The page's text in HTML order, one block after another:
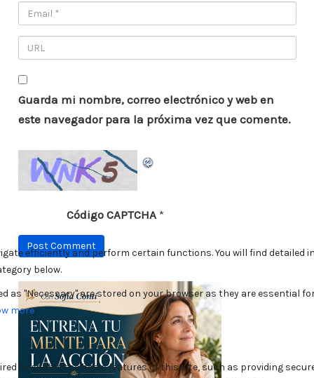
Guarda mi nombre, correo electrónico y web en
este navegador para la próxima vez que comente.
Código CAPTCHA*